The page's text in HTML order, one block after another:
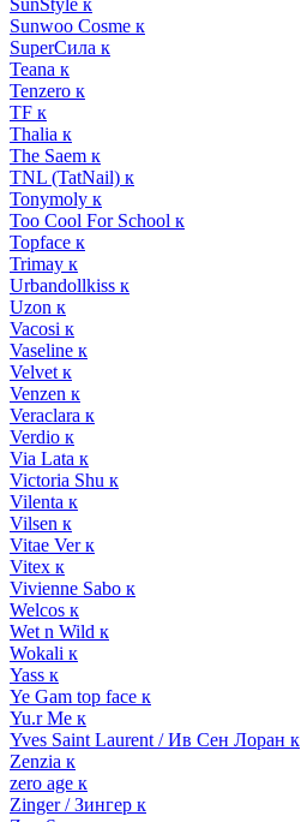
SunStyle к
Sunwoo Cosme к
SuperСила к
Teana к
Tenzero к
TF к
Thalia к
The Saem к
TNL (TatNail) к
Tonymoly к
Too Cool For School к
Topface к
Trimay к
Urbandollkiss к
Uzon к
Vacosi к
Vaseline к
Velvet к
Venzen к
Veraclara к
Verdio к
Via Lata к
Victoria Shu к
Vilenta к
Vilsen к
Vitae Ver к
Vitex к
Vivienne Sabo к
Welcos к
Wet n Wild к
Wokali к
Yass к
Ye Gam top face к
Yu.r Me к
Yves Saint Laurent / Ив Сен Лоран к
Zenzia к
zero age к
Zinger / Зингер к